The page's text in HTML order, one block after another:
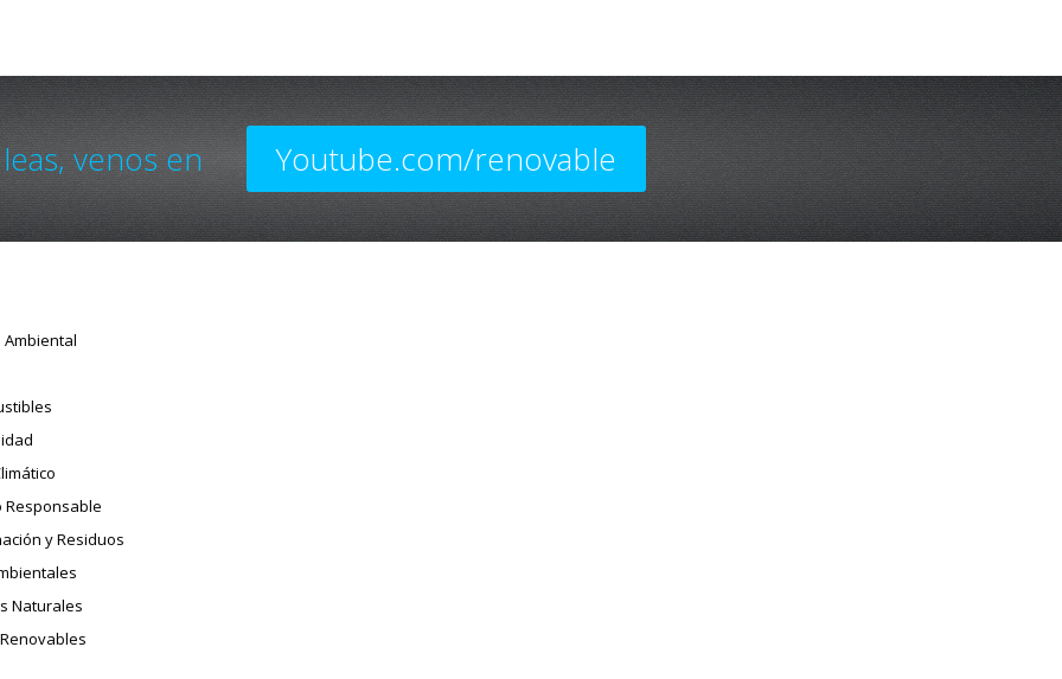
venos en Youtube.com/renovable
Ambiental
Responsable
y Residuos
Naturales